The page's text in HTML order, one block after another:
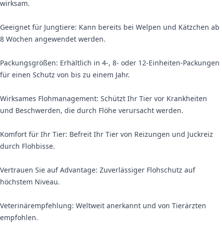
wirksam.
Geeignet für Jungtiere: Kann bereits bei Welpen und Kätzchen ab
8 Wochen angewendet werden.
Packungsgrößen: Erhältlich in 4-, 8- oder 12-Einheiten-Packungen
für einen Schutz von bis zu einem Jahr.
Wirksames Flohmanagement: Schützt Ihr Tier vor Krankheiten
und Beschwerden, die durch Flöhe verursacht werden.
Komfort für Ihr Tier: Befreit Ihr Tier von Reizungen und Juckreiz
durch Flohbisse.
Vertrauen Sie auf Advantage: Zuverlässiger Flohschutz auf
höchstem Niveau.
Veterinärempfehlung: Weltweit anerkannt und von Tierärzten
empfohlen.